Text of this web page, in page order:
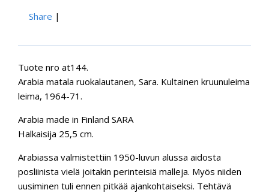
Share |
Tuote nro at144.
Arabia matala ruokalautanen, Sara. Kultainen kruunuleima
leima, 1964-71.
Arabia made in Finland SARA
Halkaisija 25,5 cm.
Arabiassa valmistettiin 1950-luvun alussa aidosta
posliinista vielä joitakin perinteisiä malleja. Myös niiden
uusiminen tuli ennen pitkää ajankohtaiseksi. Tehtävä